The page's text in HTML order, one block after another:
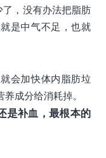
了，没有办法把脂肪
是中气不足，也就
会加快体内脂肪垃
成分给消耗掉。
是补血，最根本的